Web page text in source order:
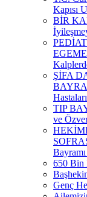
Kapısı
BİR
ŞİFA
TIP
ve
650 Bin
Genç